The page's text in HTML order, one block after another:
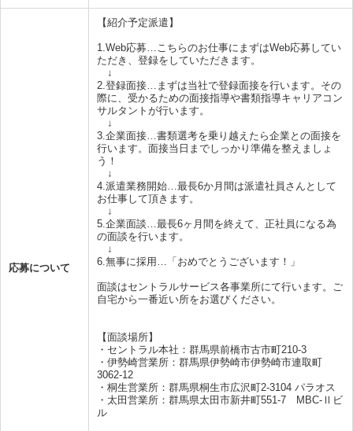
応募について
【紹介予定派遣】
1.Web応募…こちらのお仕事にまずはWeb応募してい
ただき、登録をしていただきます。
↓
2.登録面接…まずは当社で登録面接を行います。その
際に、受かるための面接指導や書類指導キャリアコン
サルタントが行います。
↓
3.企業面接…書類選考を乗り越えたら企業との面接を
行います。面接当日までしっかり準備を整えましょ
う！
↓
4.派遣業務開始…最長6か月間は派遣社員さんとして
お仕事して頂きます。
↓
5.企業面談…最長6ヶ月間を終えて、正社員になる為
の面談を行います。
↓
6.無事に採用…「おめでとうございます！」
面談はセントラルサービス各事業所にて行います。ご
自宅から一番近い所をお選びください。
【面談場所】
・セントラル本社：群馬県前橋市古市町210-3
・伊勢崎営業所：群馬県伊勢崎市伊勢崎市連取町
3062-12
・桐生営業所：群馬県桐生市広沢町2-3104 パラオス
・太田営業所：群馬県太田市新井町551-7 MBC-Ⅱビ
ル